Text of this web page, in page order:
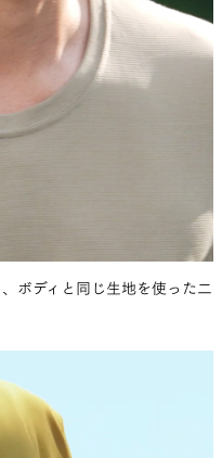
ボディと同じ生地を使った二